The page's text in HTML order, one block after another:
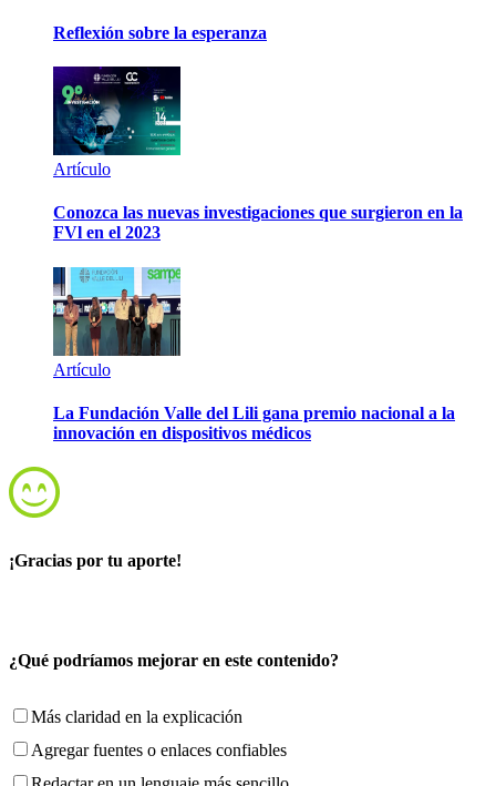
Reflexión sobre la esperanza
Artículo
Conozca las nuevas investigaciones que surgieron en la
FVl en el 2023
Artículo
La Fundación Valle del Lili gana premio nacional a la
innovación en dispositivos médicos
¡Gracias por tu aporte!
¿Qué podríamos mejorar en este contenido?
Más claridad en la explicación
Agregar fuentes o enlaces confiables